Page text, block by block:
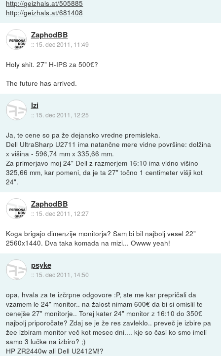
http://geizhals.at/505885
http://geizhals.at/681408
ZaphodBB
:: 15. dec 2011, 11:49
Holy shit. 27" H-IPS za 500€?
The future has arrived.
Izi
:: 15. dec 2011, 12:25
Ja, te cene so pa že dejansko vredne premisleka.
Dell UltraSharp U2711 ima natančne mere vidne površine: dolžina
x višina - 596,74 mm x 335,66 mm.
Za primerjavo moj 24" Dell z razmerjem 16:10 ima vidno višino
325,66 mm, kar pomeni, da je ta 27" točno 1 centimeter višji kot
24".
ZaphodBB
:: 15. dec 2011, 12:27
Koga brigajo dimenzije monitorja? Sam bi bil najbolj vesel 22"
2560x1440. Dva taka komada na mizi... Owww yeah!
psyke
:: 15. dec 2011, 14:50
opa, hvala za te izčrpne odgovore :P, ste me kar prepričali da
vzamem le 24" monitor.. na žalost nimam 600€ da bi si omislil te
cenejše 27" monitorje.. Torej kater 24" monitor z 16:10 do 350€
najbolj priporočate? Zdaj se je že res zavleklo.. preveč je izbire pa
žee izbiram monitor več kot mesec dni.... kje so časi ko smo imeli
samo 3 lučke na izbiro? ;)
HP ZR2440w ali Dell U2412M!?